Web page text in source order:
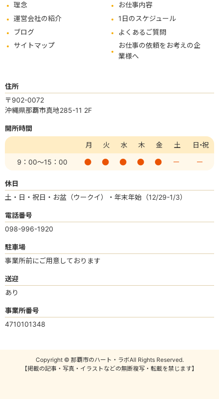
理念
運営会社の紹介
ブログ
サイトマップ
お仕事内容
1日のスケジュール
よくあるご質問
お仕事の依頼をお考えの企
業様へ
住所
〒902-0072
沖縄県那覇市真地285-11 2F
開所時間
月
火 水 木 金 土 日・祝
9：00～15：00 ー ー
休日
土・日・祝日・お盆（ウークイ）・年末年始（12/29-1/3）
電話番号
098-996-1920
駐車場
事業所前にご用意しております
送迎
あり
事業所番号
4710101348
Copyright © 那覇市のハート・ラボAll Rights Reserved.
【掲載の記事・写真・イラストなどの無断複写・転載を禁じます】